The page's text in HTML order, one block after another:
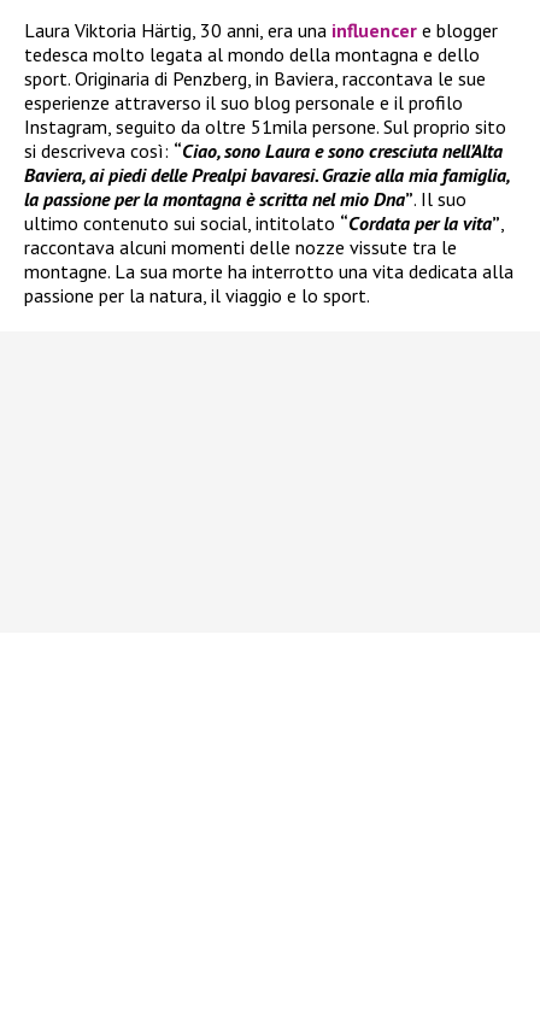
Laura Viktoria Härtig, 30 anni, era una influencer e blogger
tedesca molto legata al mondo della montagna e dello
sport. Originaria di Penzberg, in Baviera, raccontava le sue
esperienze attraverso il suo blog personale e il profilo
Instagram, seguito da oltre 51mila persone. Sul proprio sito
si descriveva così: “Ciao, sono Laura e sono cresciuta nell’Alta
Baviera, ai piedi delle Prealpi bavaresi. Grazie alla mia famiglia,
la passione per la montagna è scritta nel mio Dna”. Il suo
ultimo contenuto sui social, intitolato “Cordata per la vita”
raccontava alcuni momenti delle nozze vissute tra le
montagne. La sua morte ha interrotto una vita dedicata alla
passione per la natura, il viaggio e lo sport.